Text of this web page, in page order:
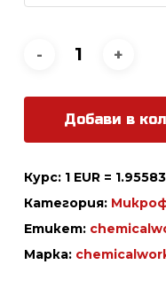
Добави в
Курс: 1 EUR =
Категория:
Етикет:
Марка: